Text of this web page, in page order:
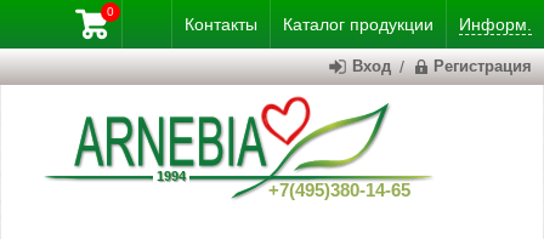
Контакты Каталог продукции Информ.
+7(495)380-14-65
0
Вход / Регистрация